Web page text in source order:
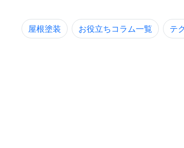
屋根塗装 お役立ちコラム一覧 テ